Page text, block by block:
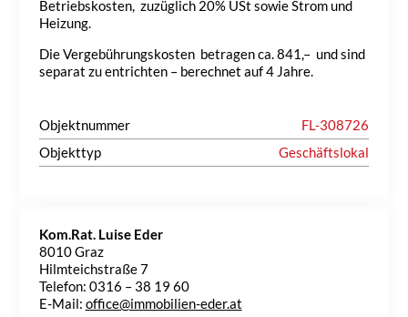
Betriebskosten, zuzüglich 20% USt sowie Strom und
Heizung.
Die Vergebührungskosten betragen ca. 841,– und sind
separat zu entrichten – berechnet auf 4 Jahre.
Objektnummer
FL-308726
Objekttyp
Geschäftslokal
Kom.Rat. Luise Eder
8010 Graz
Hilmteichstraße 7
Telefon: 0316 – 38 19 60
E-Mail: office@immobilien-eder.at